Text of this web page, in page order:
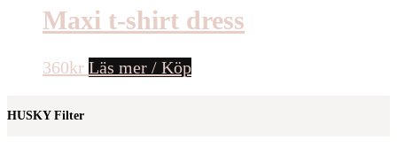
Maxi t-shirt dress
360kr Läs mer / Köp
HUSKY Filter